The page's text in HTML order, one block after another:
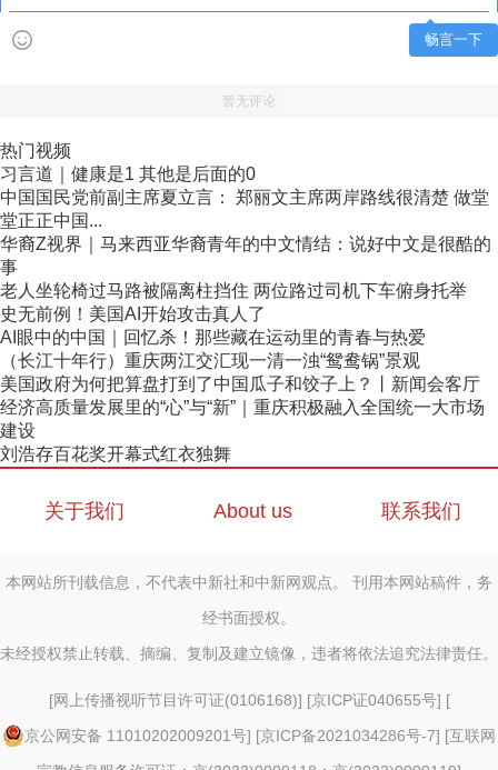
畅言一下
暂无评论
热门视频
习言道｜健康是1 其他是后面的0
中国国民党前副主席夏立言： 郑丽文主席两岸路线很清楚 做堂
堂正正中国...
华裔Z视界｜马来西亚华裔青年的中文情结：说好中文是很酷的
事
老人坐轮椅过马路被隔离柱挡住 两位路过司机下车俯身托举
史无前例！美国AI开始攻击真人了
AI眼中的中国｜回忆杀！那些藏在运动里的青春与热爱
（长江十年行）重庆两江交汇现一清一浊“鸳鸯锅”景观
美国政府为何把算盘打到了中国瓜子和饺子上？丨新闻会客厅
经济高质量发展里的“心”与“新”｜重庆积极融入全国统一大市场
建设
刘浩存百花奖开幕式红衣独舞
关于我们 About us 联系我们
本网站所刊载信息，不代表中新社和中新网观点。 刊用本网站稿件，务
经书面授权。
未经授权禁止转载、摘编、复制及建立镜像，违者将依法追究法律责任。
[网上传播视听节目许可证(0106168)] [京ICP证040655号] [
京公网安备 11010202009201号] [京ICP备2021034286号-7] [互联网